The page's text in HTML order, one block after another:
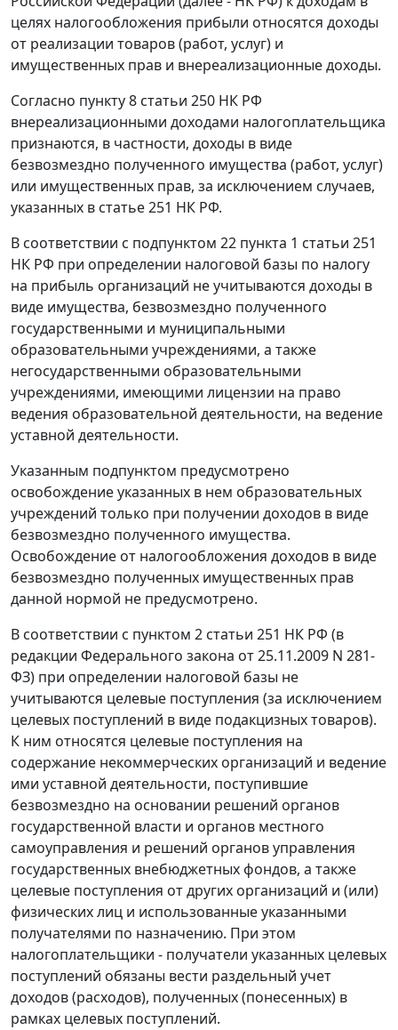
целях налогообложения прибыли относятся доходы
от реализации товаров (работ, услуг) и
имущественных прав и внереализационные доходы.
Согласно пункту 8 статьи 250 НК РФ
внереализационными доходами налогоплательщика
признаются, в частности, доходы в виде
безвозмездно полученного имущества (работ, услуг)
или имущественных прав, за исключением случаев,
указанных в статье 251 НК РФ.
В соответствии с подпунктом 22 пункта 1 статьи 251
НК РФ при определении налоговой базы по налогу
на прибыль организаций не учитываются доходы в
виде имущества, безвозмездно полученного
государственными и муниципальными
образовательными учреждениями, а также
негосударственными образовательными
учреждениями, имеющими лицензии на право
ведения образовательной деятельности, на ведение
уставной деятельности.
Указанным подпунктом предусмотрено
освобождение указанных в нем образовательных
учреждений только при получении доходов в виде
безвозмездно полученного имущества.
Освобождение от налогообложения доходов в виде
безвозмездно полученных имущественных прав
данной нормой не предусмотрено.
В соответствии с пунктом 2 статьи 251 НК РФ (в
редакции Федерального закона от 25.11.2009 N 281-
ФЗ) при определении налоговой базы не
учитываются целевые поступления (за исключением
целевых поступлений в виде подакцизных товаров).
К ним относятся целевые поступления на
содержание некоммерческих организаций и ведение
ими уставной деятельности, поступившие
безвозмездно на основании решений органов
государственной власти и органов местного
самоуправления и решений органов управления
государственных внебюджетных фондов, а также
целевые поступления от других организаций и (или)
физических лиц и использованные указанными
получателями по назначению. При этом
налогоплательщики - получатели указанных целевых
поступлений обязаны вести раздельный учет
доходов (расходов), полученных (понесенных) в
рамках целевых поступлений.